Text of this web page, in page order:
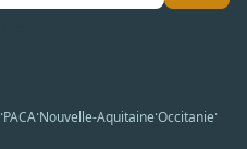
·PACA·Nouvelle-Aquitaine·Occitanie·